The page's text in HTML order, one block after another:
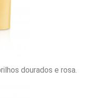
dourados e rosa.